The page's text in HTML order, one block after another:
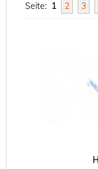
Seite: 1 2 3